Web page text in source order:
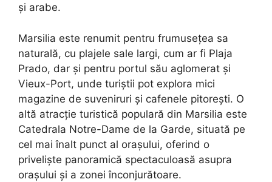
și arabe.
Marsilia este renumit pentru frumusețea sa
naturală, cu plajele sale largi, cum ar fi Plaja
Prado, dar și pentru portul său aglomerat și
Vieux-Port, unde turiștii pot explora mici
magazine de suveniruri și cafenele pitorești. O
altă atracție turistică populară din Marsilia este
Catedrala Notre-Dame de la Garde, situată pe
cel mai înalt punct al orașului, oferind o
priveliște panoramică spectaculoasă asupra
orașului și a zonei înconjurătoare.